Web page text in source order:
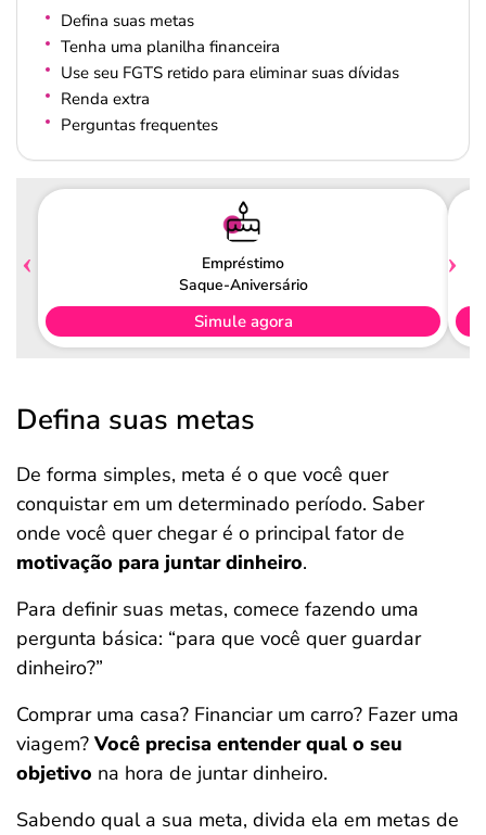
Defina suas metas
Tenha uma planilha financeira
Use seu FGTS retido para eliminar suas dívidas
Renda extra
Perguntas frequentes
Empréstimo
Saque-Aniversário
Simule agora
Defina suas metas
De forma simples, meta é o que você quer
conquistar em um determinado período. Saber
onde você quer chegar é o principal fator de
motivação para juntar dinheiro.
Para definir suas metas, comece fazendo uma
pergunta básica: “para que você quer guardar
dinheiro?”
Comprar uma casa? Financiar um carro? Fazer uma
viagem?Você precisa entender qual o seu
objetivo na hora de juntar dinheiro.
Sabendo qual a sua meta, divida ela em metas de